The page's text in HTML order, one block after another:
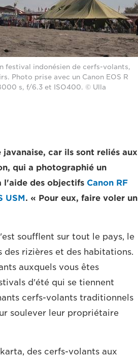
festival indonésien de cerfs-volants,
Photo prise avec un Canon EOS R
s, f/6.3 et ISO400. © Ulla
car ils sont reliés aux
qui a photographié un
l'aide des objectifs Canon RF
USM. « Pour eux, faire voler un
soufflent sur tout le pays, le
rizières et des habitations.
auxquels vous êtes
d'été qui se tiennent
cerfs-volants traditionnels
soulever leur propriétaire
des cerfs-volants aux